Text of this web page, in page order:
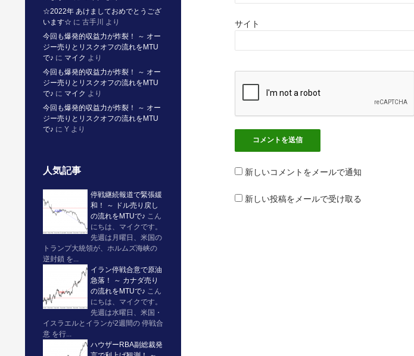
サイト
新しいコメントをメールで通知
新しい投稿をメールで受け取る
☆2022年 あけましておめでとうござ
います☆ に 古手川
より
今回も爆発的収益力が炸裂！ ～ オー
ジー売りとリスクオフの流れをMTU
で♪ に マイク より
今回も爆発的収益力が炸裂！ ～ オー
ジー売りとリスクオフの流れをMTU
で♪ に マイク より
今回も爆発的収益力が炸裂！ ～ オー
ジー売りとリスクオフの流れをMTU
で♪ に Y より
人気記事
停戦継続報道で緊張緩
和！ ～ ドル売り戻し
の流れをMTUで♪ こん
にちは、マイクです。
先週は月曜日、米国の
トランプ大統領が、ホルムズ海峡の
逆封鎖 を...
イラン停戦合意で原油
急落！ ～ カナダ売り
の流れをMTUで♪ こん
にちは、マイクです。
先週は水曜日、米国・
イスラエルとイランが2週間の 停戦合
意 を行...
ハウザーRBA副総裁発